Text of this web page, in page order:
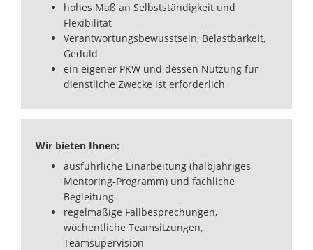
hohes Maß an Selbstständigkeit und
Flexibilität
Verantwortungsbewusstsein, Belastbarkeit,
Geduld
ein eigener PKW und dessen Nutzung für
dienstliche Zwecke ist erforderlich
Wir bieten Ihnen:
ausführliche Einarbeitung (halbjähriges
Mentoring-Programm) und fachliche
Begleitung
regelmäßige Fallbesprechungen,
wöchentliche Teamsitzungen,
Teamsupervision